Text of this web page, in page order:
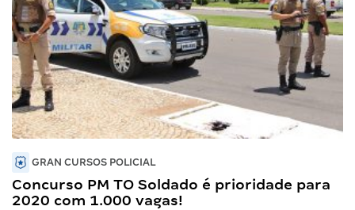
GRAN CURSOS POLICIAL
Concurso PM TO Soldado é prioridade para
2020 com 1.000 vagas!